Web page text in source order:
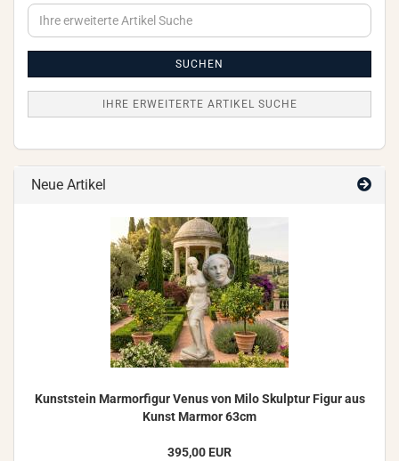
Ihre
erweiterte
SUCHEN
IHRE ERWEITERTE ARTIKEL SUCHE
Neue Artikel
Kunst­stein Mar­mor­fi­gur Venus von Milo Skulp­tur Figur aus
Kunst Mar­mor 63cm
395,00 EUR